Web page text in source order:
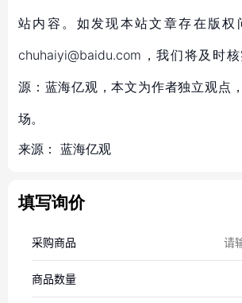
站内容。如发现本站文章存在版权
chuhaiyi@baidu.com，我们将及时
源：蓝海亿观，本文为作者独立观点
场。
来源： 蓝海亿观
填写询价